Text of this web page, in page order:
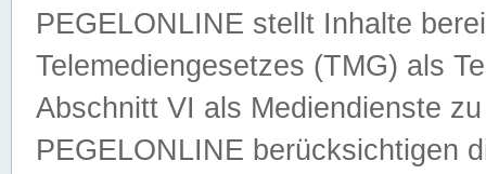
PEGELONLINE stellt Inhalte
Telemediengesetzes (TMG) als
Abschnitt VI als Mediendienste
PEGELONLINE berücksichtigen